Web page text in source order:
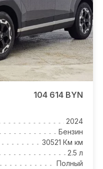
104 614 BYN
2024
Бензин
30521 Км км
2.5 л
Полный